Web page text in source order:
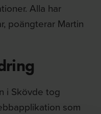
Alla har
poängterar Martin
i Skövde tog
som